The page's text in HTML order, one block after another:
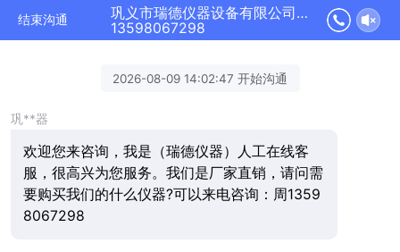
结束沟通
巩义市瑞德仪器设备有限公司正在为您服务
13598067298
2026-08-09 14:02:47 开始沟通
巩**器
欢迎您来咨询，我是（瑞德仪器）人工在线客
服，很高兴为您服务。我们是厂家直销，请问需
要购买我们的什么仪器?可以来电咨询：周1359
8067298